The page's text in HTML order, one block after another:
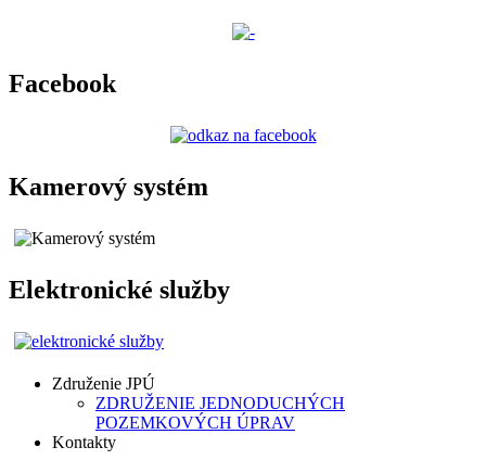
Facebook
Kamerový systém
Elektronické služby
Združenie JPÚ
ZDRUŽENIE JEDNODUCHÝCH
POZEMKOVÝCH ÚPRAV
Kontakty